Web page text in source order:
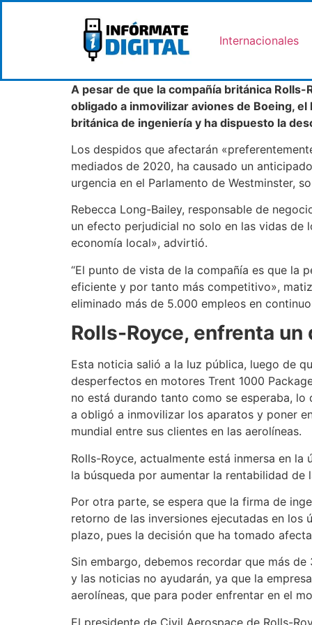
Internacionales
A pesar de que la compañía británica
obligado a inmovilizar aviones de Boeing,
británica de ingeniería y ha dispuesto la
Los despidos que afectarán
mediados de 2020, ha causado un
urgencia en el Parlamento de Westminster,
Rebecca Long-Bailey, responsable de
un efecto perjudicial no solo en las vidas
economía local», advirtió.
“El punto de vista de la compañía es que la
eficiente y por tanto más competitivo»,
eliminado más de 5.000 empleos en
Rolls-Royce, enfrenta
Esta noticia salió a la luz pública, luego de
desperfectos en motores Trent 1000
no está durando tanto como se esperaba,
a obligó a inmovilizar los aparatos y poner
mundial entre sus clientes en las aerolíneas.
Rolls-Royce, actualmente está inmersa en
la búsqueda por aumentar la rentabilidad de
Por otra parte, se espera que la firma de
retorno de las inversiones ejecutadas en los
plazo, pues la decisión que ha tomado
Sin embargo, debemos recordar que más
y las noticias no ayudarán, ya que la
aerolíneas, que para poder enfrentar en el
El presidente de Civil Aerospace de Rolls-